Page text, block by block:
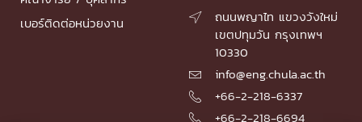
เบอร์ติดต่อหน่วยงาน

ถนนพญาไท แขวงวังใหม่
เขตปทุมวัน กรุงเทพฯ
10330
 info@eng.chula.ac.th
 +66-2-218-6337
 +66-2-218-6694